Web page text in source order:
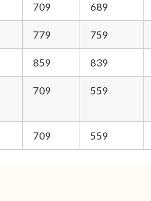
709 689
779 759
859 839
709 559
709 559